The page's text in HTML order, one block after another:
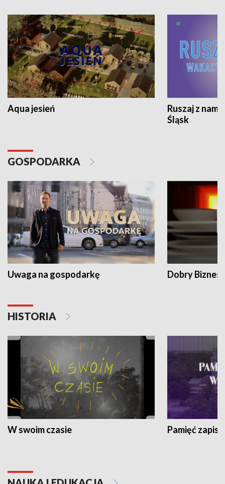
Aqua jesień
Ruszaj z
Śląsk
GOSPODARKA
Uwaga na gospodarkę Dobry Biznes
HISTORIA
W swoim czasie Pamięć